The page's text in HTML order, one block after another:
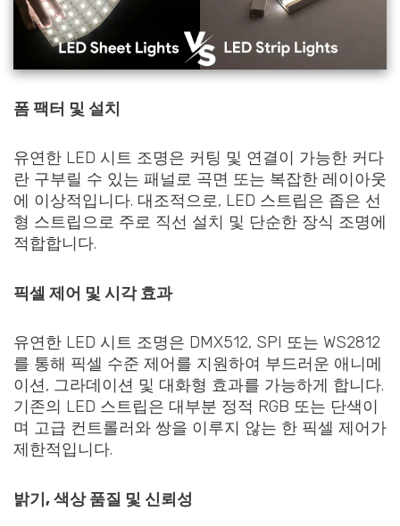
폼 팩터 및 설치
유연한 LED 시트 조명은 커팅 및 연결이 가능한 커다
란 구부릴 수 있는 패널로 곡면 또는 복잡한 레이아웃
에 이상적입니다. 대조적으로, LED 스트립은 좁은 선
형 스트립으로 주로 직선 설치 및 단순한 장식 조명에
적합합니다.
픽셀 제어 및 시각 효과
유연한 LED 시트 조명은 DMX512, SPI 또는 WS2812
를 통해 픽셀 수준 제어를 지원하여 부드러운 애니메
이션, 그라데이션 및 대화형 효과를 가능하게 합니다.
기존의 LED 스트립은 대부분 정적 RGB 또는 단색이
며 고급 컨트롤러와 쌍을 이루지 않는 한 픽셀 제어가
제한적입니다.
밝기, 색상 품질 및 신뢰성